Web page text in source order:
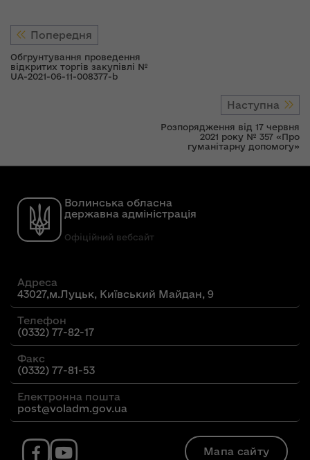
Попередня
Обгрунтування проведення
відкритих торгів закупівлі №
UA-2021-06-11-008377-b
Наступна
Розпорядження від 17 червня
2021 року № 357 «Про
гуманітарну допомогу»
Волинська обласна
державна адміністрація
Офіційний вебсайт
Адреса
43027,м.Луцьк, Київський Майдан, 9
Телефон
(0332) 77-82-17
Факс
(0332) 77-81-53
Електронна пошта
post@voladm.gov.ua
Мапа сайту